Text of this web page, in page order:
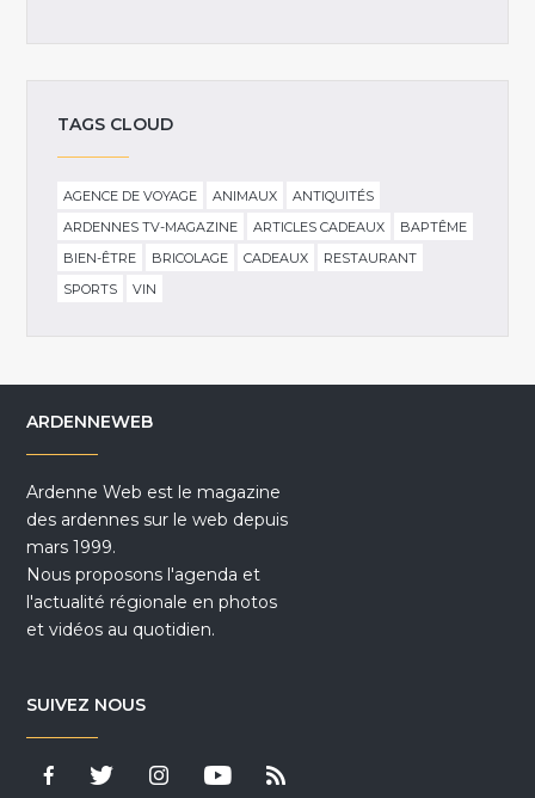
TAGS CLOUD
AGENCE DE VOYAGE ANIMAUX
ANTIQUITÉS
ARDENNES TV-MAGAZINE
ARTICLES CADEAUX
BAPTÊME
BIEN-ÊTRE
BRICOLAGE CADEAUX
RESTAURANT
SPORTS
VIN
ARDENNEWEB
Ardenne Web est le magazine
des ardennes sur le web depuis
mars 1999.
Nous proposons l'agenda et
l'actualité régionale en photos
et vidéos au quotidien.
SUIVEZ NOUS